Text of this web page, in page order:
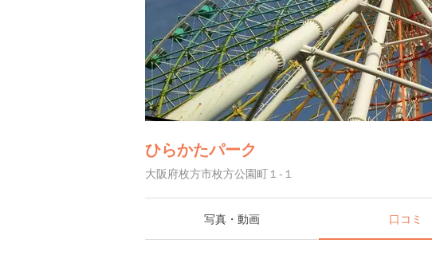
ひらかたパーク
大阪府枚方市枚方公園町１-１
写真・動画 口コミ